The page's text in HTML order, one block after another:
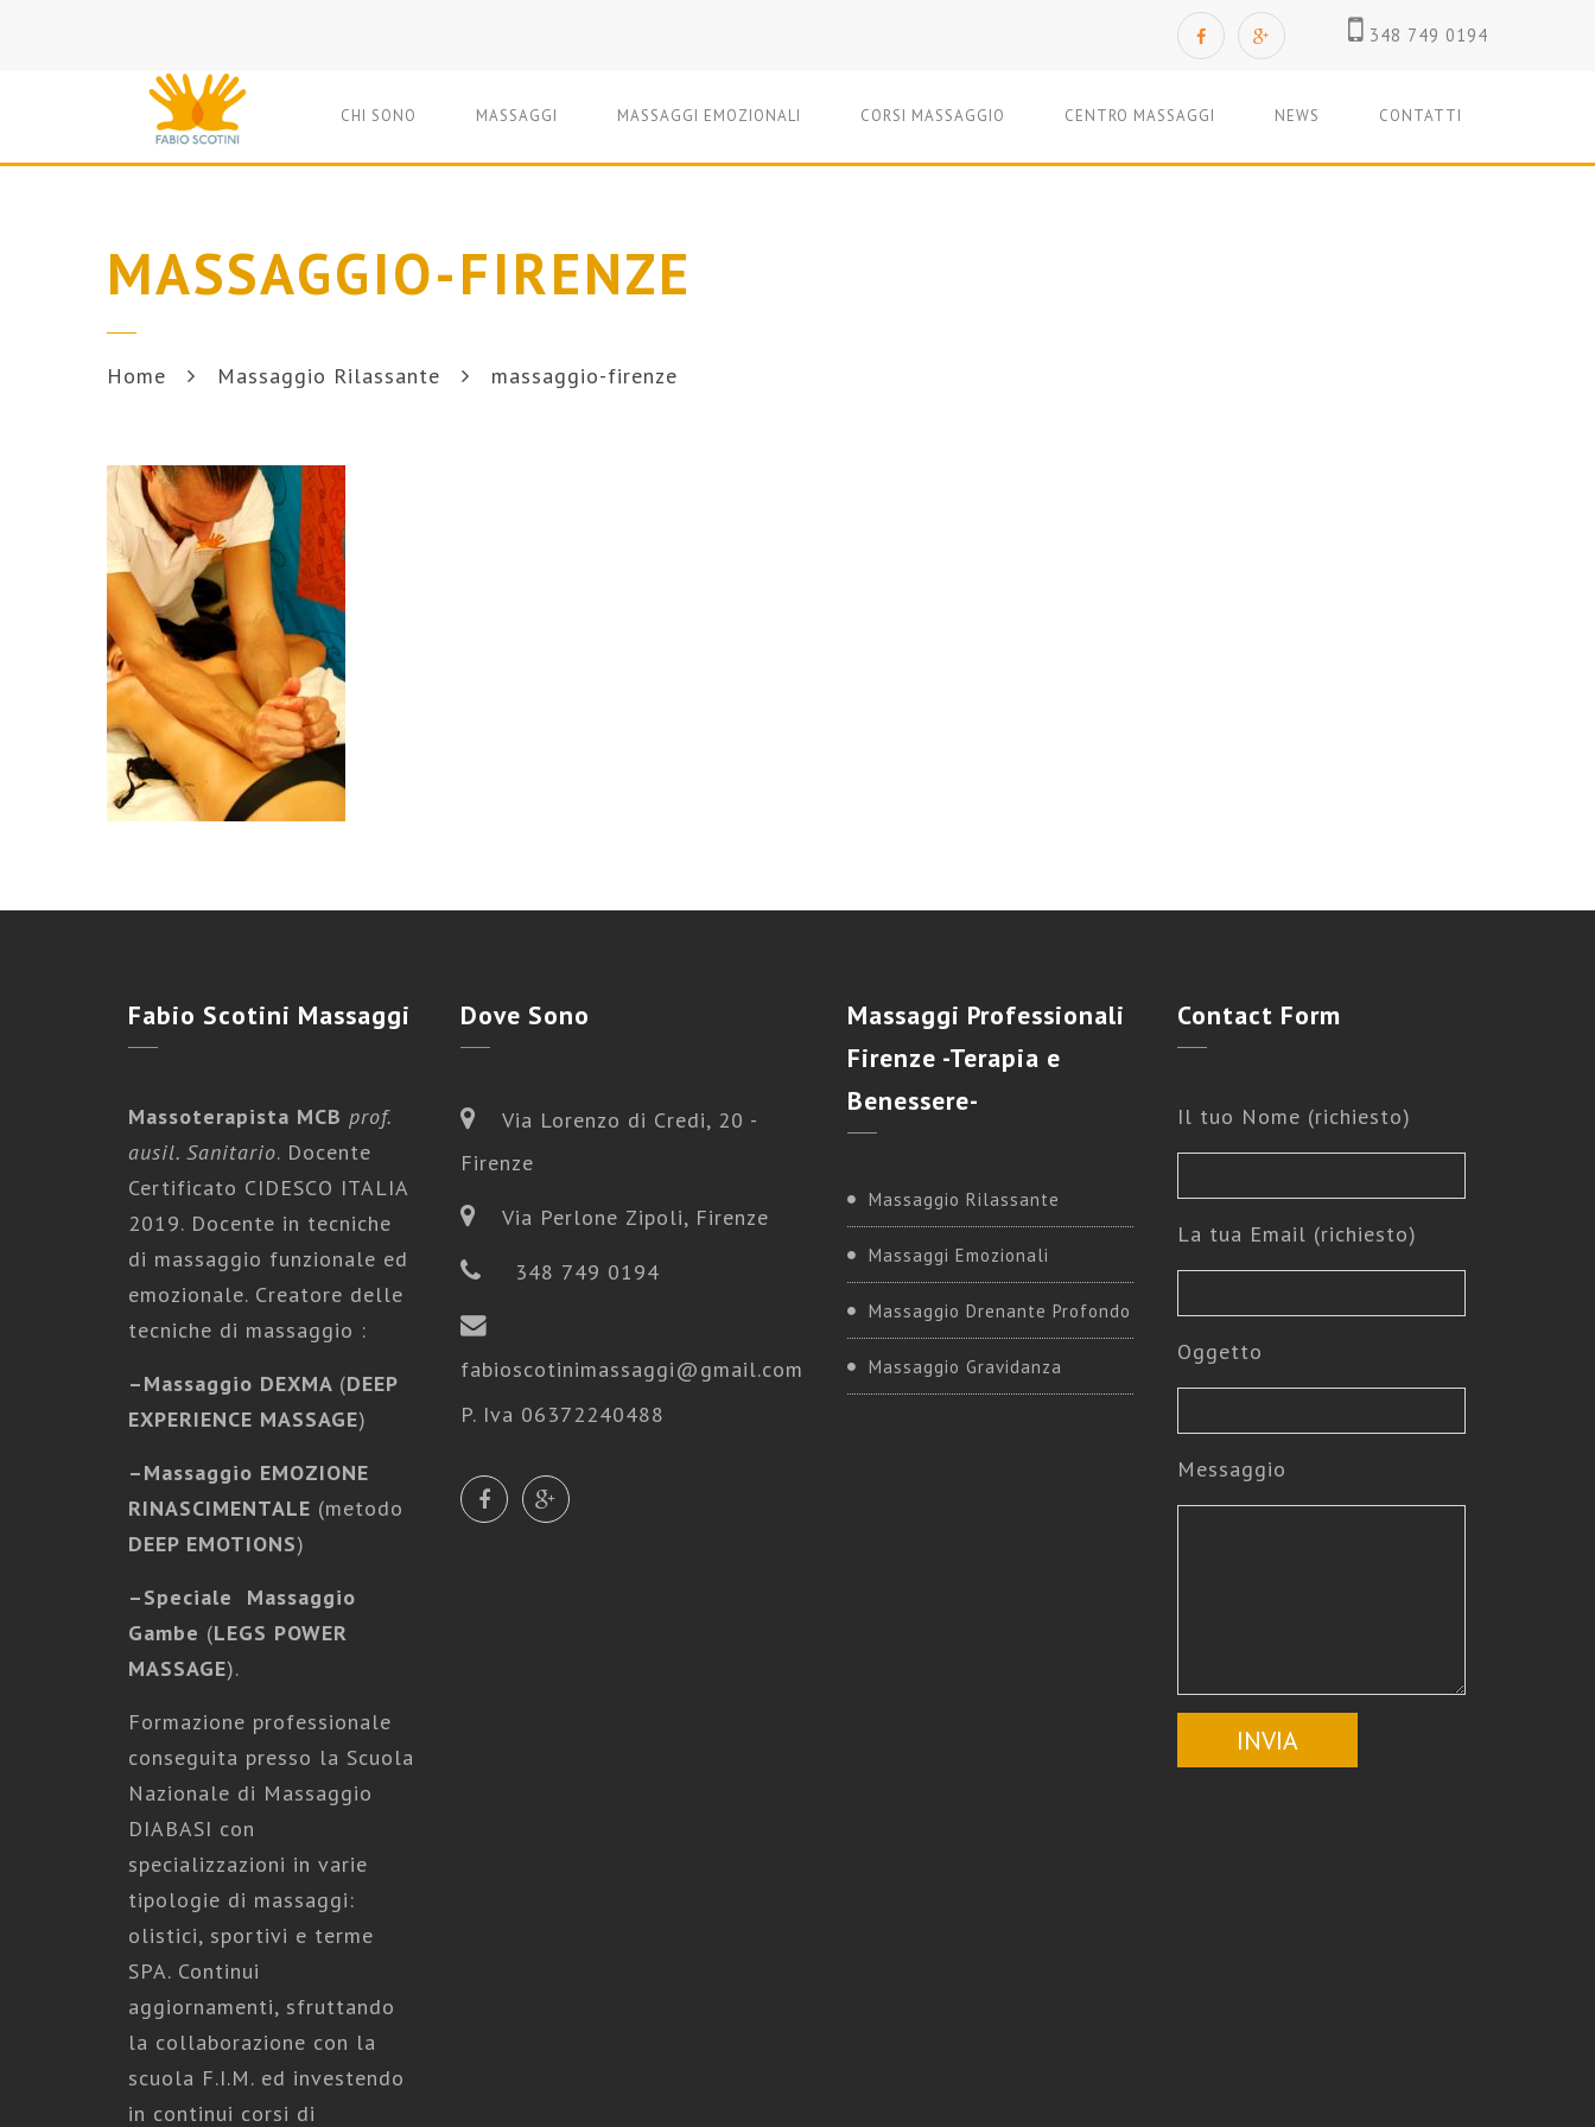
348 749 0194
CHI SONO MASSAGGI MASSAGGI EMOZIONALI CORSI MASSAGGIO CENTRO MASSAGGI NEWS CONTATTI
MASSAGGIO-FIRENZE
Home Massaggio Rilassante massaggio-firenze
Fabio Scotini Massaggi
Massoterapista MCB prof.
ausil. Sanitario. Docente
Certificato CIDESCO ITALIA
2019. Docente in tecniche
di massaggio funzionale ed
emozionale. Creatore delle
tecniche di massaggio :
–Massaggio DEXMA (DEEP
EXPERIENCE MASSAGE)
–Massaggio EMOZIONE
RINASCIMENTALE (metodo
DEEP EMOTIONS)
–Speciale Massaggio
Gambe (LEGS POWER
MASSAGE).
Formazione professionale
conseguita presso la Scuola
Nazionale di Massaggio
DIABASI con
specializzazioni in varie
tipologie di massaggi:
olistici, sportivi e terme
SPA. Continui
aggiornamenti, sfruttando
la collaborazione con la
scuola F.I.M. ed investendo
in continui corsi di
Dove Sono
Via Lorenzo di Credi, 20 -
Firenze
Via Perlone Zipoli, Firenze
348 749 0194
fabioscotinimassaggi@gmail.com
P. Iva 06372240488
Massaggi Professionali
Firenze -Terapia e
Benessere-
Massaggio Rilassante
Massaggi Emozionali
Massaggio Drenante Profondo
Massaggio Gravidanza
Contact Form
Il tuo Nome (richiesto)
La tua Email (richiesto)
Oggetto
Messaggio